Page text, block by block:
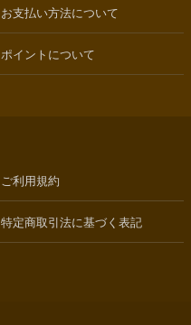
お支払い方法について
ポイントについて
ご利用規約
特定商取引法に基づく表記